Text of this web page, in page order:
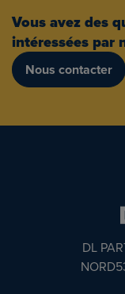
Vous avez des
intéressées par
Nous contacter
DL